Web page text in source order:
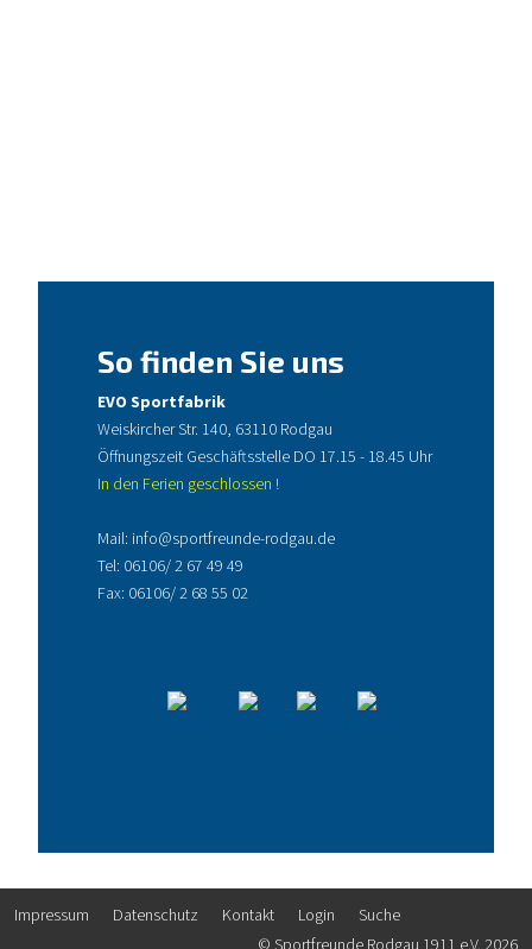
So finden Sie uns
EVO Sportfabrik
Weiskircher Str. 140, 63110 Rodgau
Öffnungszeit Geschäftsstelle DO 17.15 - 18.45 Uhr
In den Ferien geschlossen !
Mail: info@sportfreunde-rodgau.de
Tel: 06106/ 2 67 49 49
Fax: 06106/ 2 68 55 02
Impressum Datenschutz Kontakt Login
Suche